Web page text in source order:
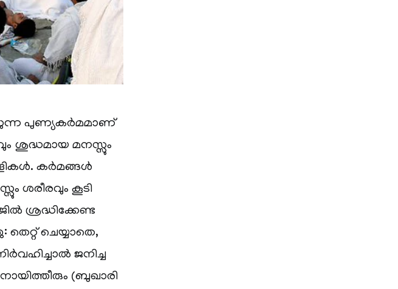
പുണ്യകര്‍മമാണ്
ശുദ്ധമായ മനസ്സും
കര്‍മങ്ങള്‍
ശരീരവും കൂടി
ശ്രദ്ധിക്കേണ്ട
ചെയ്യാതെ,
ജനിച്ച
(ബുഖാരി